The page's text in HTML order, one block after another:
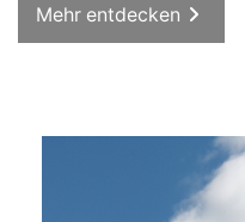
Mehr entdecken